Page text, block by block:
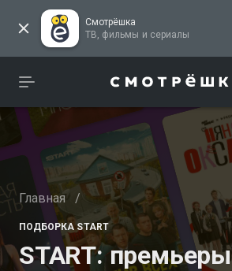
Смотрёшка
ТВ, фильмы и сериалы
Главная /
ПОДБОРКА START
START: премьеры